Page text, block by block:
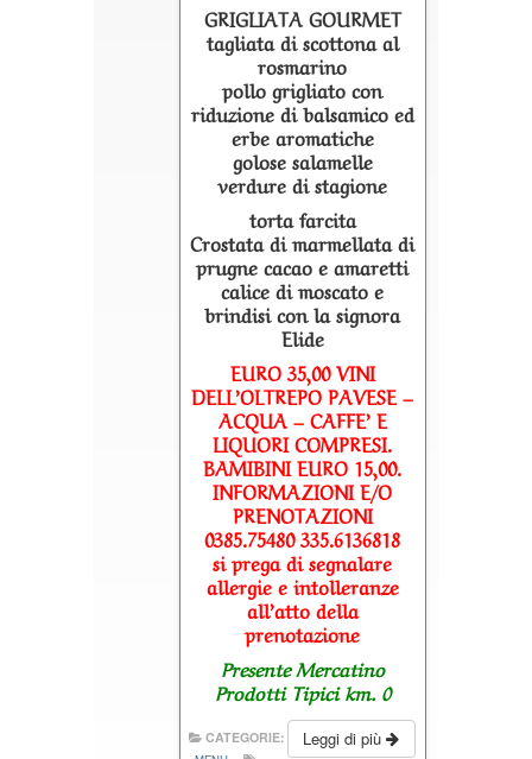
GRIGLIATA GOURMET
tagliata di scottona al
rosmarino
pollo grigliato con
riduzione di balsamico ed
erbe aromatiche
golose salamelle
verdure di stagione
torta farcita
Crostata di marmellata di
prugne cacao e amaretti
calice di moscato e
brindisi con la signora
Elide
EURO 35,00 VINI
DELL’OLTREPO PAVESE –
ACQUA – CAFFE’ E
LIQUORI COMPRESI.
BAMIBINI EURO 15,00.
INFORMAZIONI E/O
PRENOTAZIONI
0385.75480 335.6136818
si prega di segnalare
allergie e intolleranze
all’atto della
prenotazione
Presente Mercatino
Prodotti Tipici km. 0
Leggi di più
CATEGORIE: